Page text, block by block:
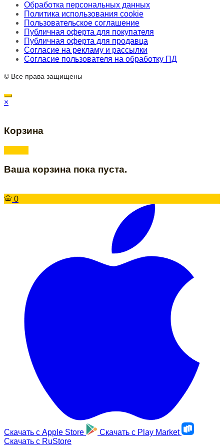
Обработка персональных данных
Политика использования cookie
Пользовательское соглашение
Публичная оферта для покупателя
Публичная оферта для продавца
Согласие на рекламу и рассылки
Согласие пользователя на обработку ПД
© Все права защищены
×
Корзина
Ваша корзина пока пуста.
0
Скачать с Apple Store Скачать с Play Market
Скачать с RuStore